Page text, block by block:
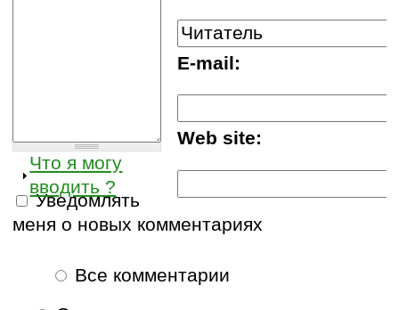
E-mail:
Web site:
Что я могу
вводить ?
Уведомлять
меня о новых комментариях
Все комментарии